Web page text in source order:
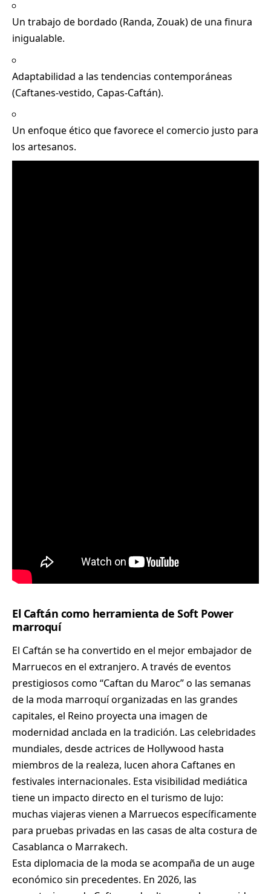
Un trabajo de bordado (Randa, Zouak) de una finura
inigualable.
Adaptabilidad a las tendencias contemporáneas
(Caftanes-vestido, Capas-Caftán).
Un enfoque ético que favorece el comercio justo para
los artesanos.
El Caftán como herramienta de Soft Power
marroquí
El Caftán se ha convertido en el mejor embajador de
Marruecos en el extranjero. A través de eventos
prestigiosos como “Caftan du Maroc” o las semanas
de la moda marroquí organizadas en las grandes
capitales, el Reino proyecta una imagen de
modernidad anclada en la tradición. Las celebridades
mundiales, desde actrices de Hollywood hasta
miembros de la realeza, lucen ahora Caftanes en
festivales internacionales. Esta visibilidad mediática
tiene un impacto directo en el turismo de lujo:
muchas viajeras vienen a Marruecos específicamente
para pruebas privadas en las casas de alta costura de
Casablanca o Marrakech.
Esta diplomacia de la moda se acompaña de un auge
económico sin precedentes. En 2026, las